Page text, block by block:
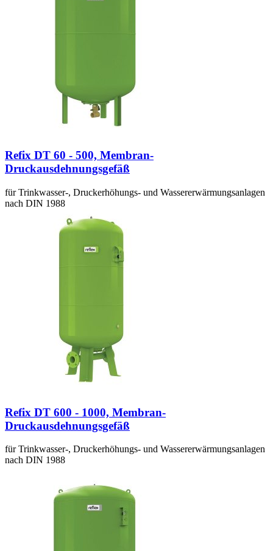
Refix DT 60 - 500, Membran-
Druckausdehnungsgefäß
für Trinkwasser-, Druckerhöhungs- und Wassererwärmungsanlagen
nach DIN 1988
Refix DT 600 - 1000, Membran-
Druckausdehnungsgefäß
für Trinkwasser-, Druckerhöhungs- und Wassererwärmungsanlagen
nach DIN 1988